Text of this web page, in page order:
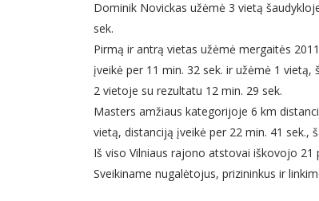
Dominik Novickas užėmė 3 vietą
sek.
Pirmą ir antrą vietas užėmė mergaitės
įveikė per 11 min. 32 sek. ir užėmė 1
2 vietoje su rezultatu 12 min. 29 sek.
Masters amžiaus kategorijoje 6 km
vietą, distanciją įveikė per 22 min. 41 sek.,
Iš viso Vilniaus rajono atstovai iškovojo
Sveikiname nugalėtojus, prizininkus ir